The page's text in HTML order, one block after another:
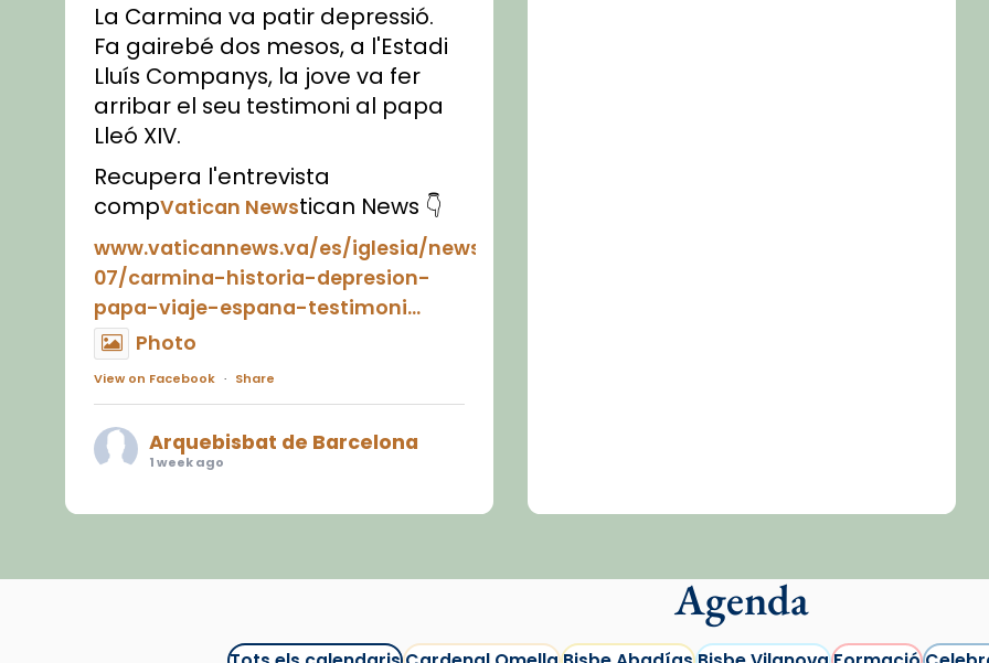
La Carmina va patir depressió.
Fa gairebé dos mesos, a l'Estadi
Lluís Companys, la jove va fer
arribar el seu testimoni al papa
Lleó XIV.
Recupera l'entrevista
compVatican Newstican News 👇
www.vaticannews.va/es/iglesia/news/2026-
07/carmina-historia-depresion-
papa-viaje-espana-testimoni...
Photo
View on Facebook · Share
Arquebisbat de Barcelona
1 week ago
Agenda